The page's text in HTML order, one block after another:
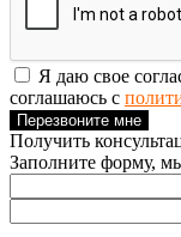
Я даю свое
соглашаюсь с
Перезвоните мне
Получить
Заполните форму,